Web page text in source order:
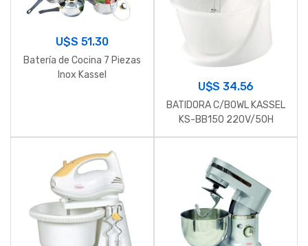
U$S 51.30
Batería de Cocina 7 Piezas
Inox Kassel
U$S34.56
BATIDORA C/BOWL KASSEL
KS-BB150 220V/50H